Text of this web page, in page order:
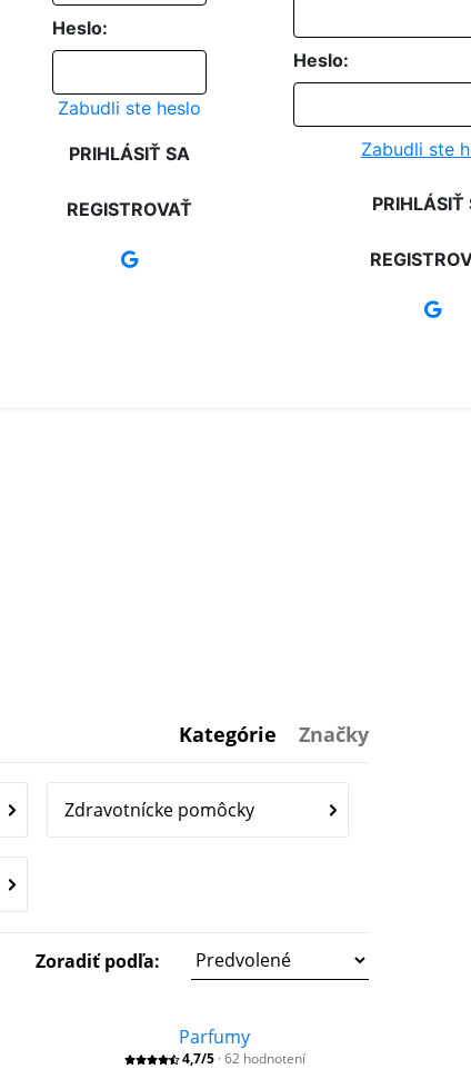
Heslo:
Zabudli ste heslo
PRIHLÁSIŤ SA
REGISTROVAŤ
Heslo:
Zabudli ste
PRIHLÁSIŤ
Kategórie Značky
Zdravotnícke pomôcky
Zoradiť podľa:
Parfumy
4,7/5 · 62 hodnotení